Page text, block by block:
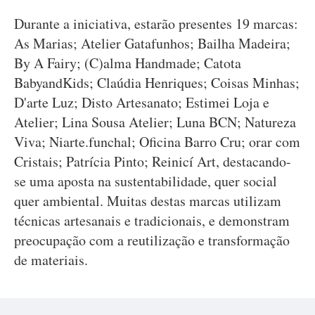
Durante a iniciativa, estarão presentes 19 marcas:
As Marias; Atelier Gatafunhos; Bailha Madeira;
By A Fairy; (C)alma Handmade; Catota
BabyandKids; Claúdia Henriques; Coisas Minhas;
D'arte Luz; Disto Artesanato; Estimei Loja e
Atelier; Lina Sousa Atelier; Luna BCN; Natureza
Viva; Niarte.funchal; Oficina Barro Cru; orar com
Cristais; Patrícia Pinto; Reinicí Art, destacando-
se uma aposta na sustentabilidade, quer social
quer ambiental. Muitas destas marcas utilizam
técnicas artesanais e tradicionais, e demonstram
preocupação com a reutilização e transformação
de materiais.